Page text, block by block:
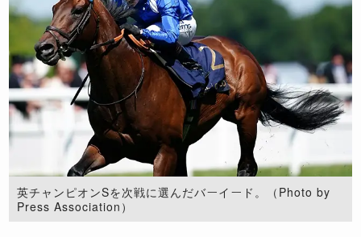
英チャンピオンSを次戦に選んだバーイード。（Photo by
Press Association）